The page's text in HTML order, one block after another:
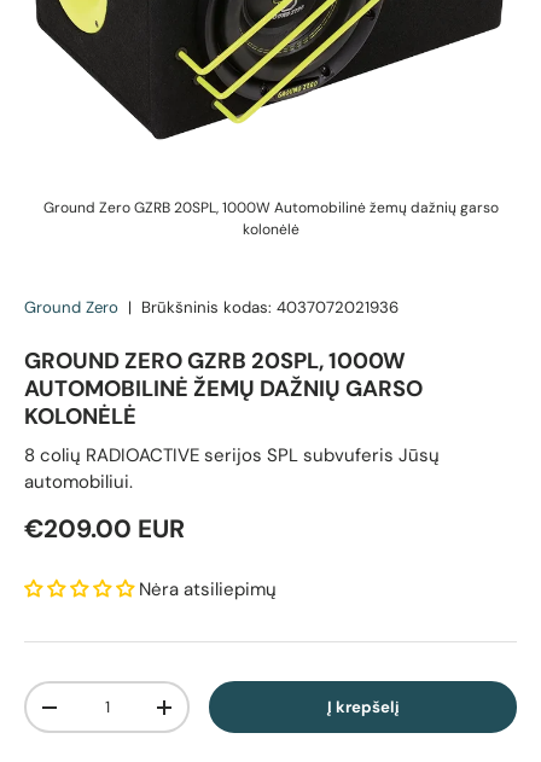
Ground Zero GZRB 20SPL, 1000W Automobilinė žemų dažnių garso
kolonėlė
Ground Zero | Brūkšninis kodas: 4037072021936
GROUND ZERO GZRB 20SPL, 1000W
AUTOMOBILINĖ ŽEMŲ DAŽNIŲ GARSO
KOLONĖLĖ
8 colių RADIOACTIVE serijos SPL subvuferis Jūsų
automobiliui.
Reguliari kaina
€209.00 EUR
Nėra atsiliepimų
Kiekis
Sumažinti kiekįPadidinti kiekį Į krepšelį